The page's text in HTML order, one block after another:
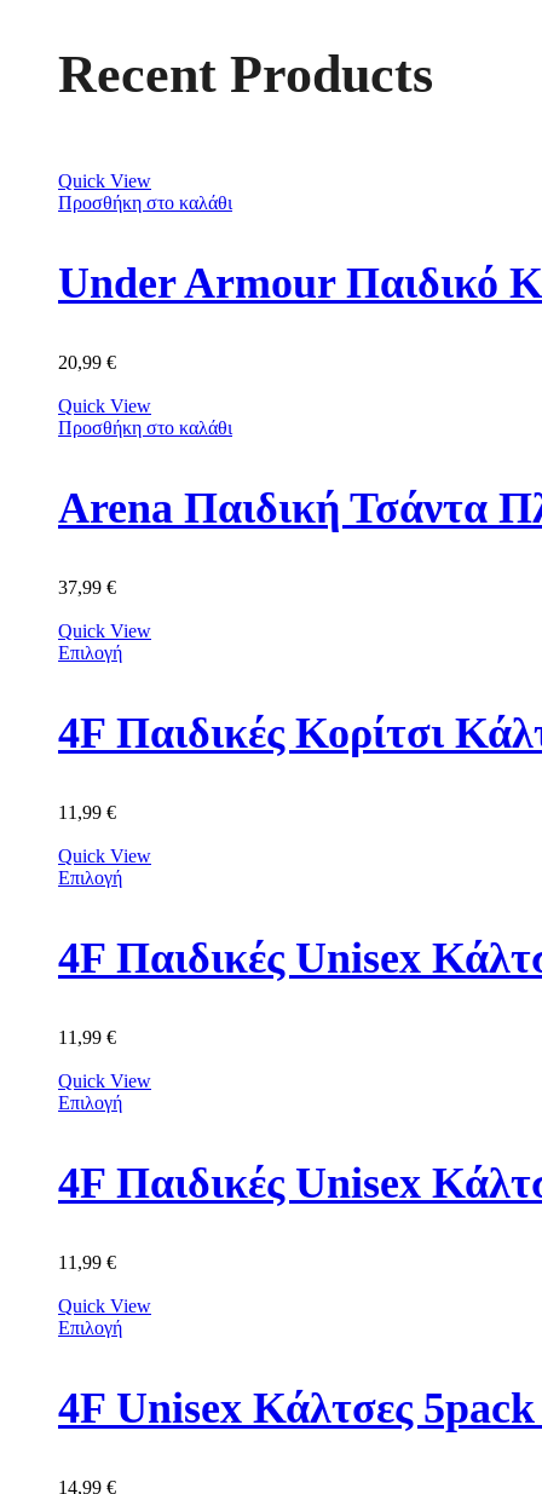
Recent Products
Quick View
Προσθήκη στο καλάθι
Under Armour Παιδικό
20,99 €
Quick View
Προσθήκη στο καλάθι
Arena Παιδική Τσάντα
37,99 €
Quick View
Επιλογή
11,99 €
Quick View
Επιλογή
11,99 €
Quick View
Επιλογή
4F Παιδικές Unisex
11,99 €
Quick View
Επιλογή
4F Unisex Κάλτσες
14,99 €